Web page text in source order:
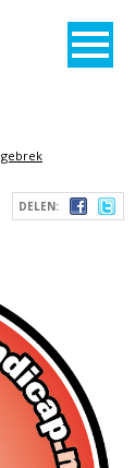
DELEN: